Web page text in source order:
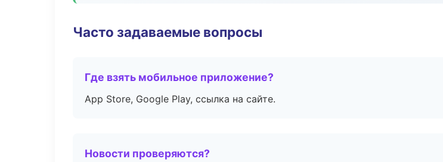
Часто задаваемые вопросы
Где взять мобильное приложение?
App Store, Google Play, ссылка на сайте.
Новости проверяются?